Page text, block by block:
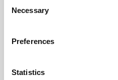
Selection
Necessary
Preferences
Statistics